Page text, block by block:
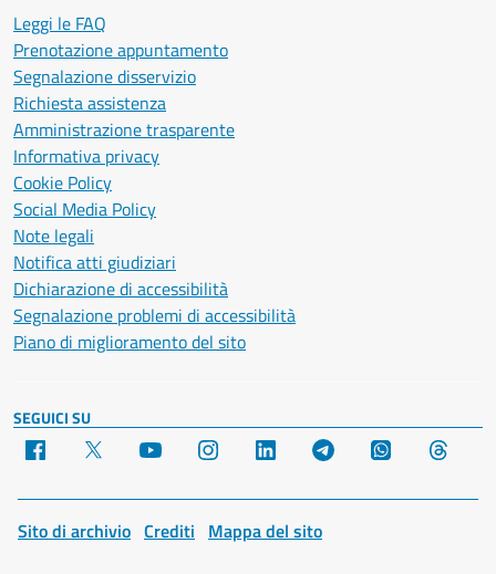
Leggi le FAQ
Prenotazione appuntamento
Segnalazione disservizio
Richiesta assistenza
Amministrazione trasparente
Informativa privacy
Cookie Policy
Social Media Policy
Note legali
Notifica atti giudiziari
Dichiarazione di accessibilità
Segnalazione problemi di accessibilità
Piano di miglioramento del sito
SEGUICI SU
Facebook YouTube Instagram LinkedIn Telegram WhatsApp
Sito di archivio Crediti Mappa del sito